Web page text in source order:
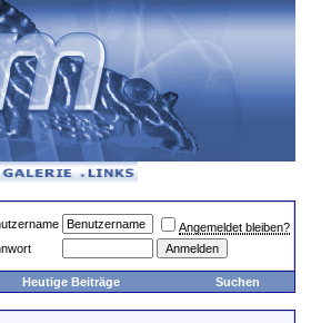
Angemeldet bleiben?
Heutige Beiträge Suchen